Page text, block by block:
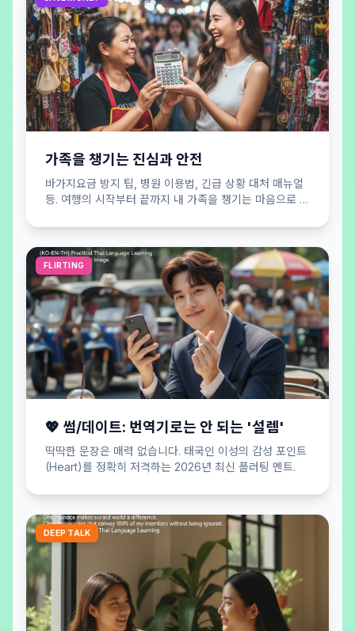
가족을 챙기는 진심과 안전
바가지요금 방지 팁, 병원 이용법, 긴급 상황 대처 매뉴얼
등. 여행의 시작부터 끝까지 내 가족을 챙기는 마음으로 당
FLIRTING
💖 썸/데이트: 번역기로는 안 되는 '설렘'
딱딱한 문장은 매력 없습니다. 태국인 이성의 감성 포인트
(Heart)를 정확히 저격하는 2026년 최신 플러팅 멘트.
DEEP TALK